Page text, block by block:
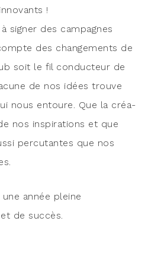
!
signer des cam­pagnes
des chan­ge­ments de
soit le fil conduc­teur de
de nos idées trouve
nous entoure. Que la créa­
nos ins­pi­ra­tions et que
per­cu­tantes que nos
année pleine
et de succès.